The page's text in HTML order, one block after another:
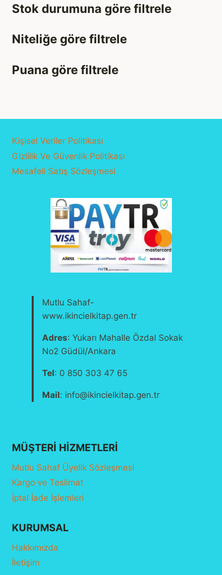
Stok durumuna göre filtrele
Niteliğe göre filtrele
Puana göre filtrele
Kişisel Veriler Politikası
Gizlilik Ve Güvenlik Politikası
Mesafeli Satış Sözleşmesi
Mutlu Sahaf-
www.ikincielkitap.gen.tr
Adres: Yukarı Mahalle Özdal Sokak
No2 Güdül/Ankara
Tel: 0 850 303 47 65
Mail: info@ikincielkitap.gen.tr
MÜŞTERI HIZMETLERI
Mutlu Sahaf Üyelik Sözleşmesi
Kargo ve Teslimat
İptal İade İşlemleri
KURUMSAL
Hakkımızda
İletişim